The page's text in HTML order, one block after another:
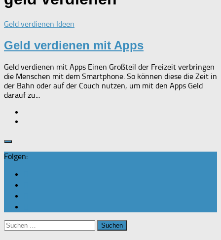
Geld verdienen Ideen
Geld verdienen mit Apps
Geld verdienen mit Apps Einen Großteil der Freizeit verbringen
die Menschen mit dem Smartphone. So können diese die Zeit in
der Bahn oder auf der Couch nutzen, um mit den Apps Geld
darauf zu...
Folgen:
Suchen
nach: